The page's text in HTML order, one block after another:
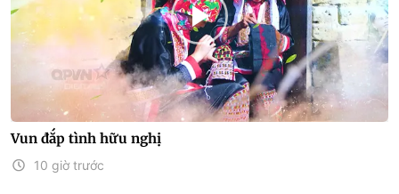
Vun đắp tình hữu nghị
10 giờ trước